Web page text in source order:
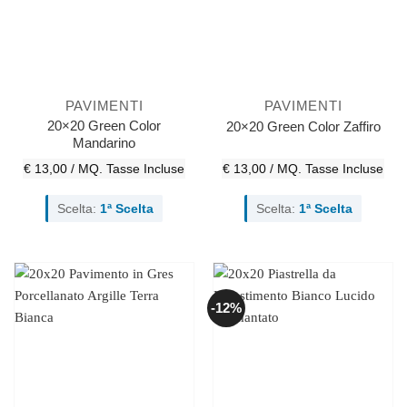
PAVIMENTI
20×20 Green Color
Mandarino
€ 13,00 / MQ. Tasse Incluse
Scelta: 1ª Scelta
PAVIMENTI
20×20 Green Color Zaffiro
€ 13,00 / MQ. Tasse Incluse
Scelta: 1ª Scelta
-12%